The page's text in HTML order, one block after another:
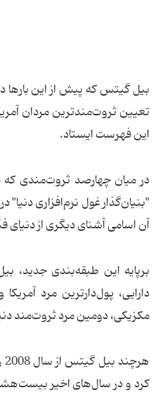
بیل گیتس که پیش از این بارها
تعیین ثروت‌مندترین مردان
این فهرست ایستاد.
در میان چهارصد ثروت‌مندی که
"بنیان‌گذار غول نرم‌افزاری
آن اسامی آشنای دیگری از دنیای
برپایه این طبقه‌بندی جدید،
دارایی، پول‌دارترین مرد
مکزیکی، دومین مرد ثروت‌مند
کرد و در سال‌های اخیر